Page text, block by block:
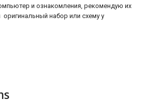
и ознакомления, рекомендую их
набор или схему у